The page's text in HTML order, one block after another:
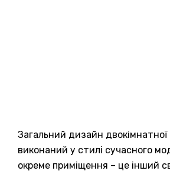
Загальний дизайн двокімнатної
виконаний у стилі сучасного
окреме приміщення – це інший